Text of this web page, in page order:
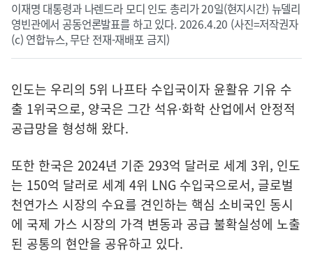
이재명 대통령과 나렌드라 모디 인도 총리가 20일(현지시간) 뉴델리
영빈관에서 공동언론발표를 하고 있다. 2026.4.20 (사진=저작권자
(c) 연합뉴스, 무단 전재-재배포 금지)
인도는 우리의 5위 나프타 수입국이자 윤활유 기유 수
출 1위국으로, 양국은 그간 석유·화학 산업에서 안정적
공급망을 형성해 왔다.
또한 한국은 2024년 기준 293억 달러로 세계 3위, 인도
는 150억 달러로 세계 4위 LNG 수입국으로서, 글로벌
천연가스 시장의 수요를 견인하는 핵심 소비국인 동시
에 국제 가스 시장의 가격 변동과 공급 불확실성에 노출
된 공통의 현안을 공유하고 있다.